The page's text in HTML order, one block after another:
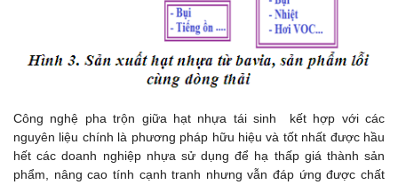
Công nghệ pha trộn giữa hạt nhựa tái sinh kết hợp với các
nguyên liệu chính là phương pháp hữu hiệu và tốt nhất được hầu
hết các doanh nghiệp nhựa sử dụng để hạ thấp giá thành sản
phẩm, nâng cao tính cạnh tranh nhưng vẫn đáp ứng được chất